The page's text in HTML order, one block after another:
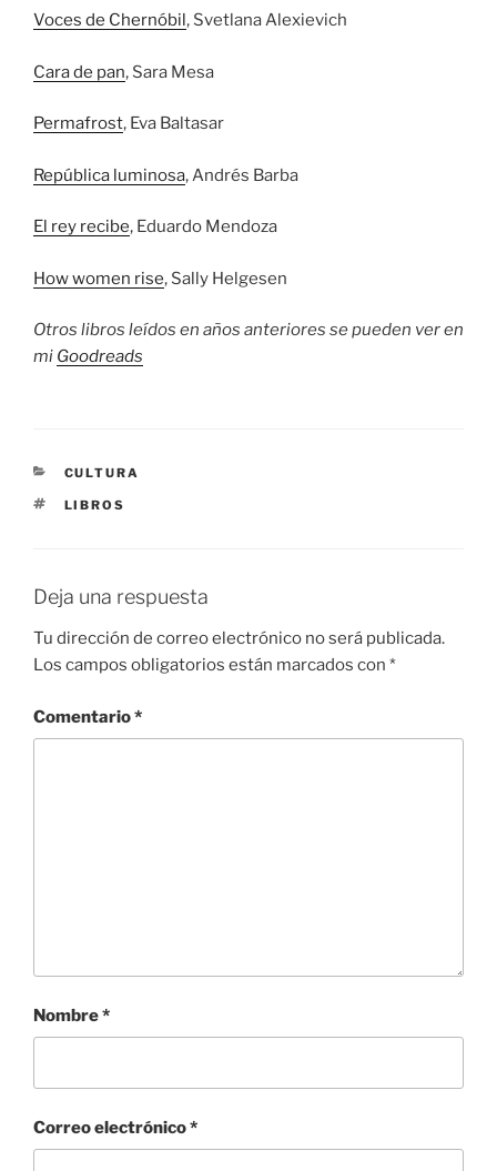
Voces de Chernóbil, Svetlana Alexievich
Cara de pan, Sara Mesa
Permafrost, Eva Baltasar
República luminosa, Andrés Barba
El rey recibe, Eduardo Mendoza
How women rise, Sally Helgesen
Otros libros leídos en años anteriores se pueden ver en
mi Goodreads
CATEGORÍAS
CULTURA
ETIQUETAS
LIBROS
Deja una respuesta
Tu dirección de correo electrónico no será publicada.
Los campos obligatorios están marcados con *
Comentario*
Nombre*
Correo electrónico*